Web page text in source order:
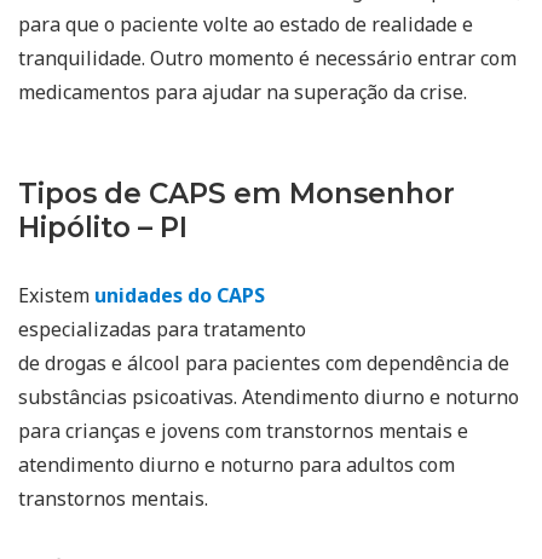
para que o paciente volte ao estado de realidade e
tranquilidade. Outro momento é necessário entrar com
medicamentos para ajudar na superação da crise.
Tipos de CAPS em Monsenhor
Hipólito – PI
Existem unidades do CAPS
especializadas para tratamento
de drogas e álcool para pacientes com dependência de
substâncias psicoativas. Atendimento diurno e noturno
para crianças e jovens com transtornos mentais e
atendimento diurno e noturno para adultos com
transtornos mentais.